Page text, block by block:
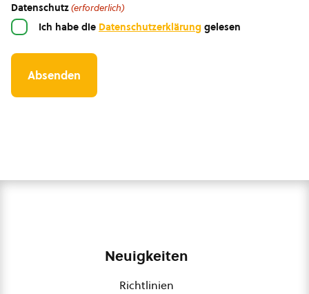
Datenschutz(erforderlich)
Ich habe die Datenschutzerklärung gelesen
Neuigkeiten
Richtlinien